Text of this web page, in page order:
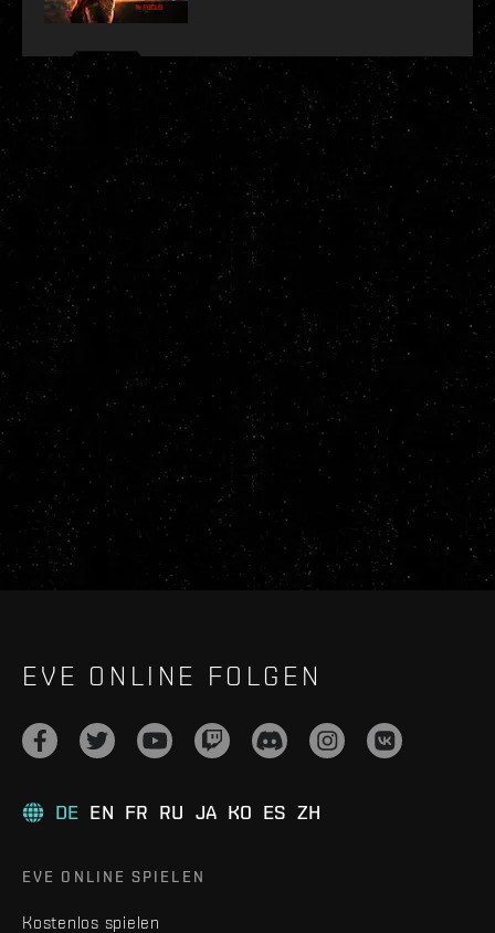
EVE ONLINE FOLGEN
DE EN FR RU JA KO ES ZH
EVE ONLINE SPIELEN
Kostenlos spielen